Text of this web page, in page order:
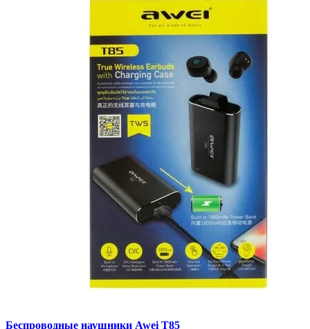
Беспроводные наушники Awei T85